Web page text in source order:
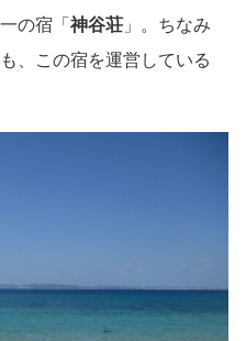
の宿「 神谷荘 」。ちなみ
、この宿を運営している